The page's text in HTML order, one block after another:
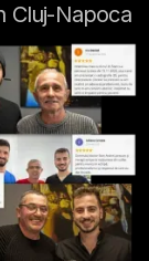
Cluj-Napoca